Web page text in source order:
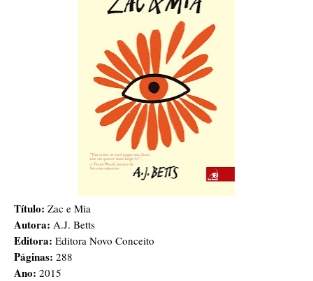
Título: Zac e Mia
Autora: A.J. Betts
Editora: Editora Novo Conceito
Páginas: 288
Ano: 2015